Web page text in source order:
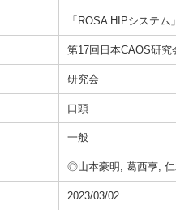
「ROSA HIPシステ
第17回日本CAOS研究
研究会
口頭
一般
◎山本豪明, 葛西亨,
2023/03/02